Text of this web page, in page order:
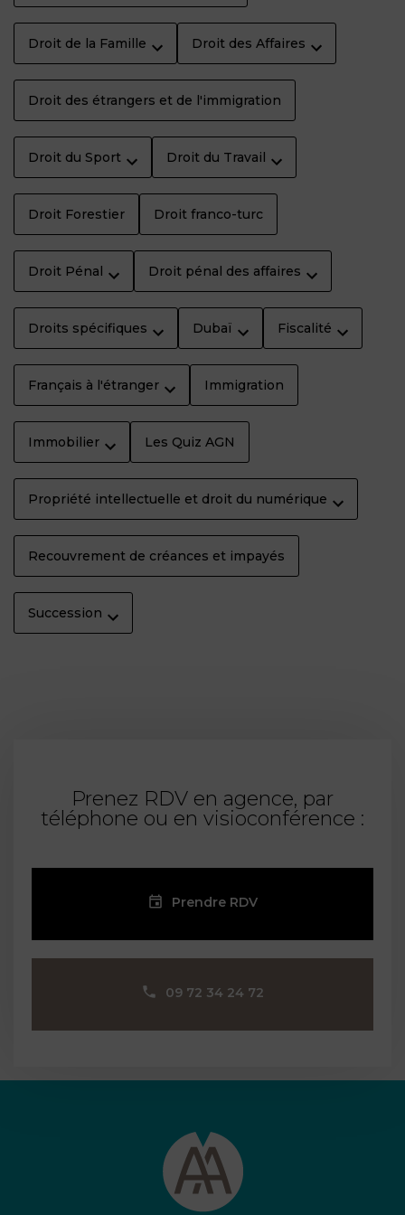
Droit de la Famille Droit des Affaires
Droit des étrangers et de l'immigration
Droit du Sport Droit du Travail
Droit Forestier Droit franco-turc
Droit Pénal Droit pénal des affaires
Droits spécifiques Dubaï Fiscalité
Français à l'étranger Immigration
Immobilier Les Quiz AGN
Propriété intellectuelle et droit du numérique
Recouvrement de créances et impayés
Succession
Prenez RDV en agence, par
téléphone ou en visioconférence :
Prendre RDV
09 72 34 24 72